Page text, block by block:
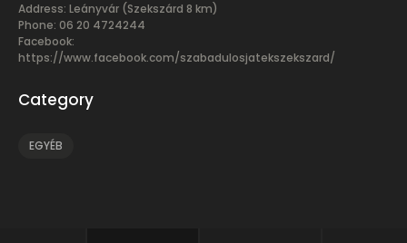
Address: Leányvár (Szekszárd 8 km)
Phone: 06 20 4724244
Facebook:
https://www.facebook.com/szabadulosjatekszekszard/
Category
EGYÉB